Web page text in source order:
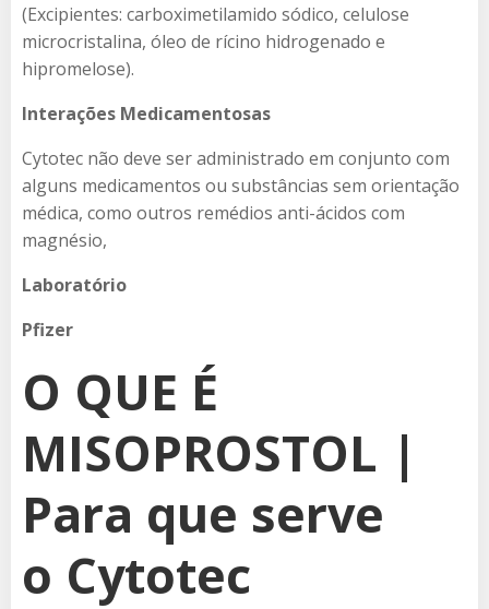
(Excipientes: carboximetilamido sódico, celulose
microcristalina, óleo de rícino hidrogenado e
hipromelose).
Interações Medicamentosas
Cytotec não deve ser administrado em conjunto com
alguns medicamentos ou substâncias sem orientação
médica, como outros remédios anti-ácidos com
magnésio,
Laboratório
Pfizer
O QUE É
MISOPROSTOL |
Para que serve
o Cytotec